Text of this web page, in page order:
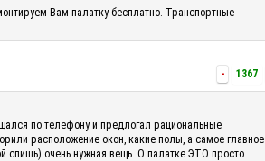
Вам палатку бесплатно. Транспортные
- 1367
по телефону и предлогал рациональные
расположение окон, какие полы, а самое главное
спишь) очень нужная вещь. О палатке ЭТО просто